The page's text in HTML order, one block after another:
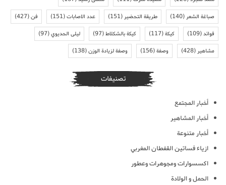
صباغة الشعر(140) طريقة التحضير(151) عدد الاصابات(151) فن(427)
فوائد(109) كيكة(117) كيكة بالشكلاط(97) ليلى الحديوي(97)
مشاهير(428) وصفة(156) وصفة لزيادة الوزن(138)
تصنيفات
أخبار المجتمع
أخبار المشاهير
أخبار متنوعة
ازياء فساتين القفطان المغربي
اكسسوارات ومجوهرات وعطور
الحمل و الولادة